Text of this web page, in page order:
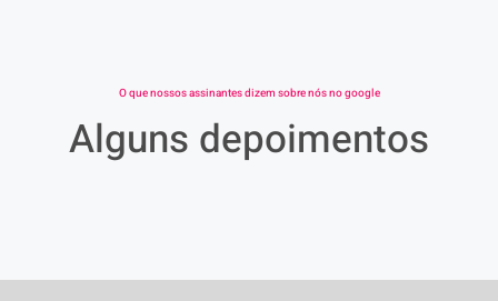
O que nossos assinantes dizem sobre nós no google
Alguns depoimentos